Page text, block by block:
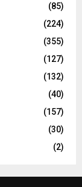
(85)
(224)
(355)
(127)
(132)
(40)
(157)
(30)
(2)